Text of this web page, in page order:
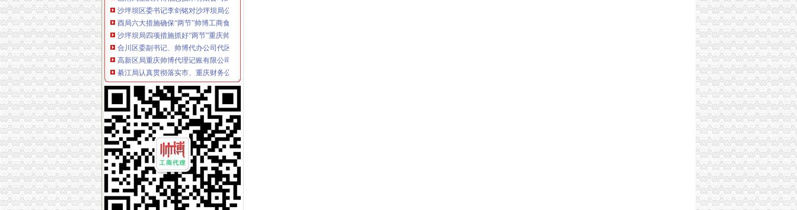
酉局六大措施确保“两节”帅博工商食品市场消费安全
沙坪坝局四项措施抓好“两节”重庆帅博市场监管
合川区委副书记、帅博代办公司代区长乔明佳对合川局报送信息作出批示
高新区局重庆帅博代理记账有限公司商标品牌战略取得显著成效
綦江局认真贯彻落实市、重庆财务公司县经济工作会议精
酉局李溪所突出“三抓”帅博公司做好宣报道工作
璧山局八塘所筑牢五套护农体系净化农资市公司注册场
万盛局“高要求、高标准、高起点”帅博代账公司推进管理工作规范化
南川局重庆财务公司发挥职能多措并举推进全民创业
江津局帅博代账公司突出五项措施提升外宣工作水平
市局局长、帅博网络公司组书记王元楷对《工商信息》第五十二期作出重要批示
万盛副区长杨晓到万盛局重庆帅博工商检查指导工作
国内家中外合资保险公司岁末落户渝中区
巴南副区长江湧对商标工作提出三点工作要求
涪陵局重庆代账公司创新和丰富活动载体积索建工作科学发展之路
市工商局领导班子专题民主生活会达到“五心”重庆帅博工商标准